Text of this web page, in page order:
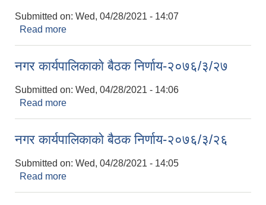
Submitted on: Wed, 04/28/2021 - 14:07
Read more
नगर कार्यपालिकाकाे बैठक निर्णाय-२०७६/३/२७
Submitted on: Wed, 04/28/2021 - 14:06
Read more
नगर कार्यपालिकाकाे बैठक निर्णाय-२०७६/३/२६
Submitted on: Wed, 04/28/2021 - 14:05
Read more